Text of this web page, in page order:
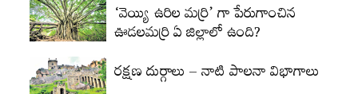
‘వెయ్యి ఉరిల మర్రి’ గా పేరుగాంచిన
ఊడలమర్రి ఏ జిల్లాలో ఉంది?
రక్షణ దుర్గాలు – నాటి పాలనా విభాగాలు